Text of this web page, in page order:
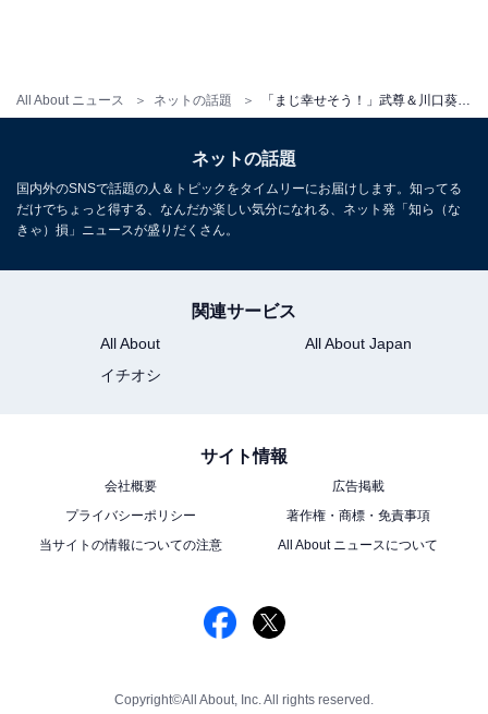
All About ニュース ネットの話題
ネットの話題
国内外のSNSで話題の人＆トピックをタイムリーにお届けします。知ってる
だけでちょっと得する、なんだか楽しい気分になれる、ネット発「知ら（な
きゃ）損」ニュースが盛りだくさん。
関連サービス
All About
All About Japan
イチオシ
サイト情報
会社概要
広告掲載
プライバシーポリシー
著作権・商標・免責事項
当サイトの情報についての注意
All About ニュースについて
Copyright©All About, Inc. All rights reserved.